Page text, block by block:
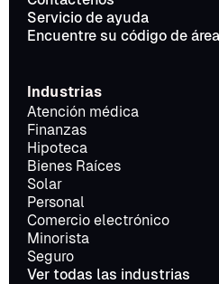
Servicio de ayuda
Encuentre su código de
Industrias
Atención médica
Finanzas
Hipoteca
Bienes Raíces
Solar
Personal
Comercio electrónico
Minorista
Seguro
Ver todas las industrias